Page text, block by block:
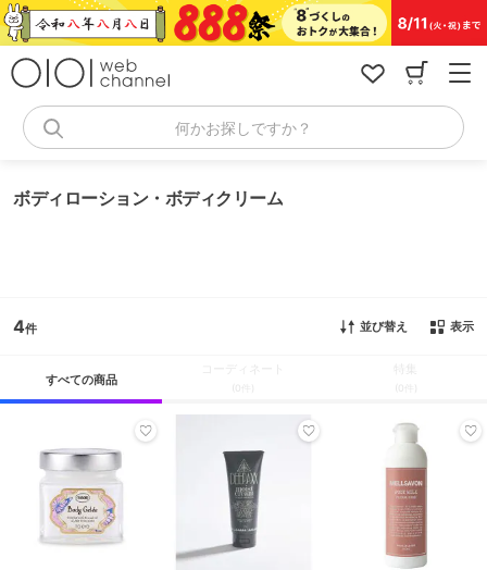
コ
ン
何かお探しですか？
ボディローション・ボディクリーム
4 並び替え 表示
すべての商品
(0件) (0件)